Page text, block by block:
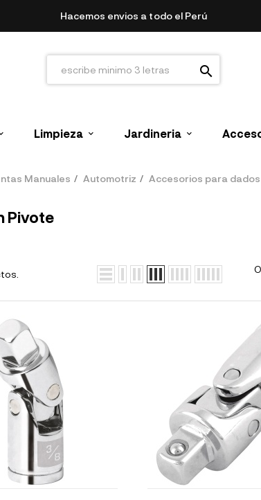
Hacemos envios a todo el Perú
search
Limpieza Jardineria
Manuales Automotriz Accesorios para dados
Pivote